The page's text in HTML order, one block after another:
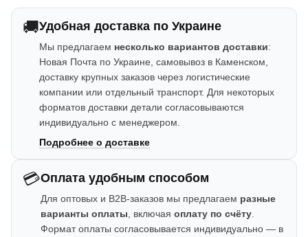
🚚Удобная доставка по Украине
Мы предлагаем несколько вариантов доставки:
Новая Почта по Украине, самовывоз в Каменском,
доставку крупных заказов через логистические
компании или отдельный транспорт. Для некоторых
форматов доставки детали согласовываются
индивидуально с менеджером.
Подробнее о доставке
💳Оплата удобным способом
Для оптовых и B2B-заказов мы предлагаем разные
варианты оплаты , включая оплату по счёту
Формат оплаты согласовывается индивидуально — в